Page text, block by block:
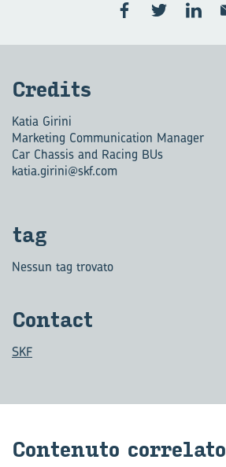
Cre­di­ts
Katia Girini
Marketing Communication Manager
Car Chassis and Racing BUs
katia.girini@skf.com
tag
Nessun tag trovato
Con­tact
SKF
Con­te­nu­to cor­re­la­to